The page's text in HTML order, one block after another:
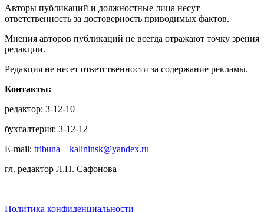
Авторы публикаций и должностные лица несут
ответственность за достоверность приводимых фактов.
Мнения авторов публикаций не всегда отражают точку зрения
редакции.
Редакция не несет ответственности за содержание рекламы.
Контакты:
редактор: 3-12-10
бухгалтерия: 3-12-12
E-mail: tribuna—kalininsk@yandex.ru
гл. редактор Л.Н. Сафонова
Политика конфиденциальности